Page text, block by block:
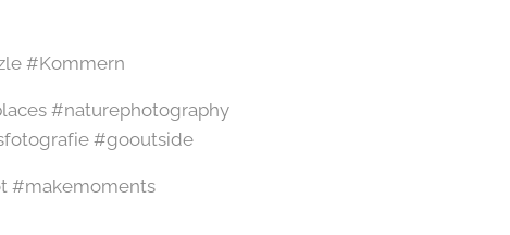
#Kommern
#naturephotography
#gooutside
#makemoments